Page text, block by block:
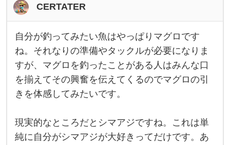
て
い
る
の
で
す
が
中
々
巡
合
CERTATER
自
分
が
釣
っ
て
み
た
は
や
っ
自分が釣ってみたい魚はやっぱりマグロです
ね。それなりの準備やタックルが必要になりま
すが、マグロを釣ったことがある人はみんな口
を揃えてその興奮を伝えてくるのでマグロの引
きを体感してみたいです。
現実的なところだとシマアジですね。これは単
純に自分がシマアジが大好きってだけです。あ